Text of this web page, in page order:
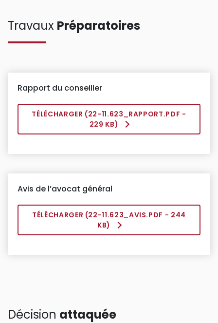
Travaux Préparatoires
Rapport du conseiller
TÉLÉCHARGER (22-11.623_RAPPORT.PDF -
229 KB)
Avis de l’avocat général
TÉLÉCHARGER (22-11.623_AVIS.PDF - 244
KB)
Décision attaquée